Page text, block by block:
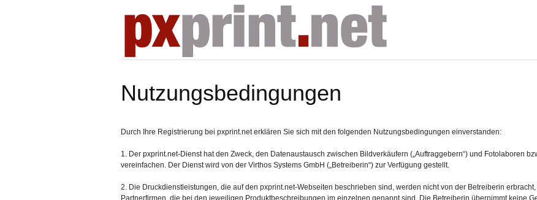
Nutzungsbedingungen
Durch Ihre Registrierung bei pxprint.net erklären Sie sich mit den folgenden Nutzungsbedingungen einverstanden:
1. Der pxprint.net-Dienst hat den Zweck, den Datenaustausch zwischen Bildverkäufern („Auftraggebern“) und Fotolaboren
vereinfachen. Der Dienst wird von der Virthos Systems GmbH („Betreiberin“) zur Verfügung gestellt.
2. Die Druckdienstleistungen, die auf den pxprint.net-Webseiten beschrieben sind, werden nicht von der Betreiberin
Partnerfirmen, die bei den jeweiligen Produktbeschreibungen im einzelnen genannt sind. Die Betreiberin übernimmt keine